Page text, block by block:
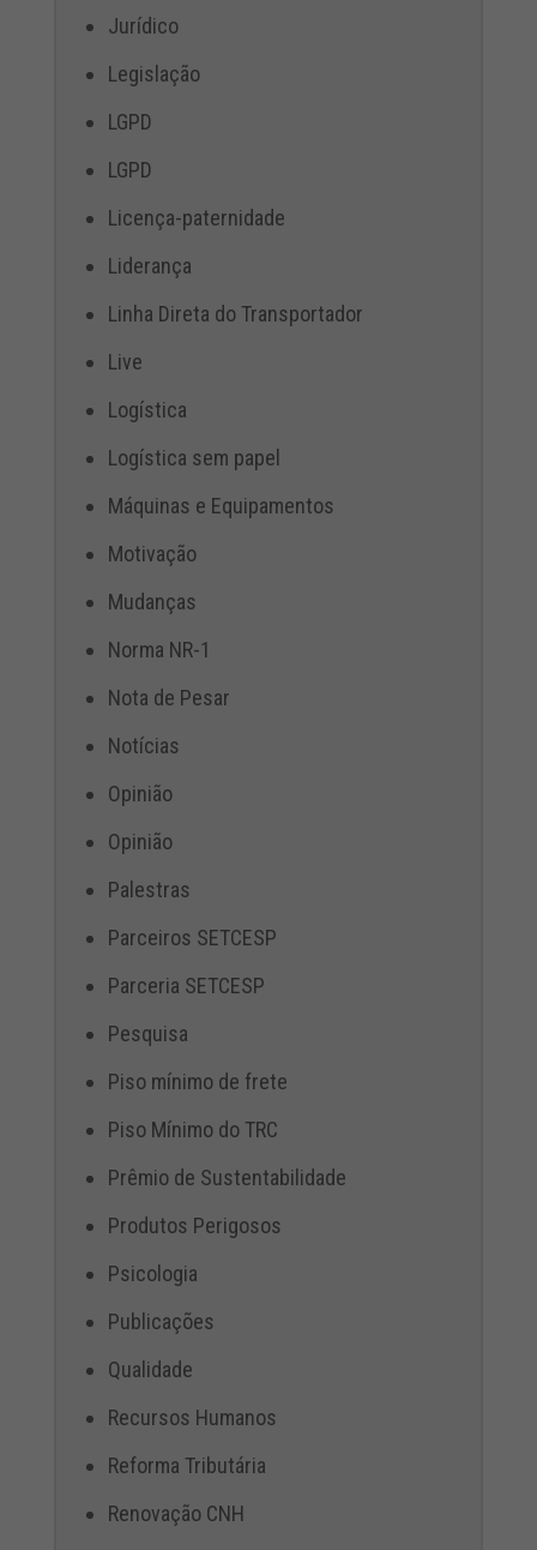
Jurídico
Legislação
LGPD
LGPD
Licença-paternidade
Liderança
Linha Direta do Transportador
Live
Logística
Logística sem papel
Máquinas e Equipamentos
Motivação
Mudanças
Norma NR-1
Nota de Pesar
Notícias
Opinião
Opinião
Palestras
Parceiros SETCESP
Parceria SETCESP
Pesquisa
Piso mínimo de frete
Piso Mínimo do TRC
Prêmio de Sustentabilidade
Produtos Perigosos
Psicologia
Publicações
Qualidade
Recursos Humanos
Reforma Tributária
Renovação CNH